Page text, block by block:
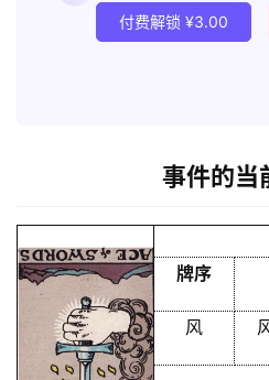
付费解锁 ¥3.00
事件的当
牌序
风